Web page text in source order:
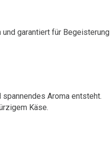
garantiert für Begeisterung
Aroma entsteht.
Käse.